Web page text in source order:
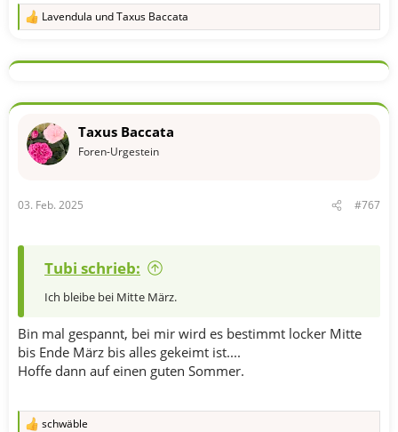
R
k
o
e
n
Lavendula undTaxus Baccata
Taxus Baccata
Foren-Urgestein
03. Feb. 2025 #767
Tubi schrieb:
Ich bleibe bei Mitte März.
Bin mal gespannt, bei mir wird es bestimmt locker Mitte
bis Ende März bis alles gekeimt ist....
Hoffe dann auf einen guten Sommer.
R
schwäble